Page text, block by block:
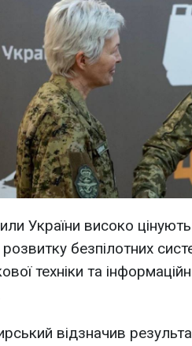
України високо
розвитку безпілотних
техніки та
відзначив